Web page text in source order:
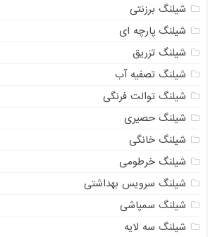
شیلنگ برزنتی
شیلنگ پارچه ای
شیلنگ تزریق
شیلنگ تصفیه آب
شیلنگ توالت فرنگی
شیلنگ حصیری
شیلنگ خانگی
شیلنگ خرطومی
شیلنگ سرویس بهداشتی
شیلنگ سمپاشی
شیلنگ سه لایه